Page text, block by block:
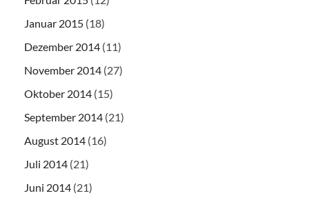
Januar 2015 (18)
Dezember 2014 (11)
November 2014 (27)
Oktober 2014 (15)
September 2014 (21)
August 2014 (16)
Juli 2014 (21)
Juni 2014 (21)